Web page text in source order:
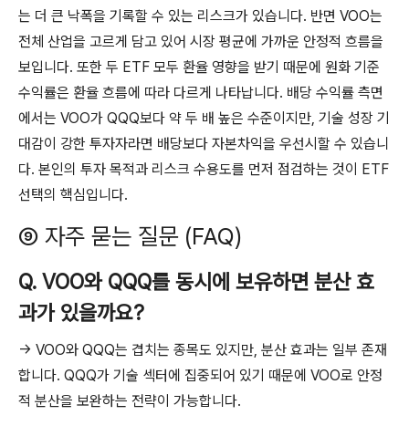
는 더 큰 낙폭을 기록할 수 있는 리스크가 있습니다. 반면 VOO는
전체 산업을 고르게 담고 있어 시장 평균에 가까운 안정적 흐름을
보입니다. 또한 두 ETF 모두 환율 영향을 받기 때문에 원화 기준
수익률은 환율 흐름에 따라 다르게 나타납니다. 배당 수익률 측면
에서는 VOO가 QQQ보다 약 두 배 높은 수준이지만, 기술 성장 기
대감이 강한 투자자라면 배당보다 자본차익을 우선시할 수 있습니
다. 본인의 투자 목적과 리스크 수용도를 먼저 점검하는 것이 ETF
선택의 핵심입니다.
⑨ 자주 묻는 질문 (FAQ)
Q. VOO와 QQQ를 동시에 보유하면 분산 효
과가 있을까요?
→ VOO와 QQQ는 겹치는 종목도 있지만, 분산 효과는 일부 존재
합니다. QQQ가 기술 섹터에 집중되어 있기 때문에 VOO로 안정
적 분산을 보완하는 전략이 가능합니다.